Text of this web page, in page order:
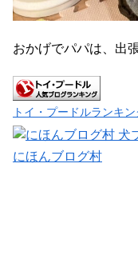
おかげでパパは、出
トイ・プードルランキン
にほんブログ村